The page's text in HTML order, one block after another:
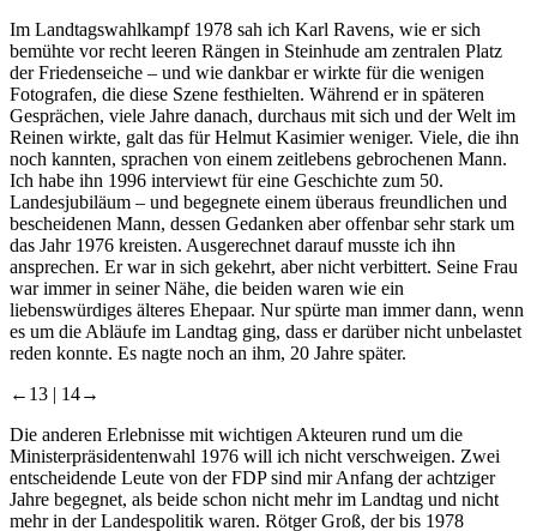
Im Landtagswahlkampf 1978 sah ich Karl Ravens, wie er sich
bemühte vor recht leeren Rängen in Steinhude am zentralen Platz
der Friedenseiche – und wie dankbar er wirkte für die wenigen
Fotografen, die diese Szene festhielten. Während er in späteren
Gesprächen, viele Jahre danach, durchaus mit sich und der Welt im
Reinen wirkte, galt das für Helmut Kasimier weniger. Viele, die ihn
noch kannten, sprachen von einem zeitlebens gebrochenen Mann.
Ich habe ihn 1996 interviewt für eine Geschichte zum 50.
Landesjubiläum – und begegnete einem überaus freundlichen und
bescheidenen Mann, dessen Gedanken aber offenbar sehr stark um
das Jahr 1976 kreisten. Ausgerechnet darauf musste ich ihn
ansprechen. Er war in sich gekehrt, aber nicht verbittert. Seine Frau
war immer in seiner Nähe, die beiden waren wie ein
liebenswürdiges älteres Ehepaar. Nur spürte man immer dann, wenn
es um die Abläufe im Landtag ging, dass er darüber nicht unbelastet
reden konnte. Es nagte noch an ihm, 20 Jahre später.
←13 | 14→
Die anderen Erlebnisse mit wichtigen Akteuren rund um die
Ministerpräsidentenwahl 1976 will ich nicht verschweigen. Zwei
entscheidende Leute von der FDP sind mir Anfang der achtziger
Jahre begegnet, als beide schon nicht mehr im Landtag und nicht
mehr in der Landespolitik waren. Rötger Groß, der bis 1978